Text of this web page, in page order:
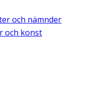
och nämnder
och konst